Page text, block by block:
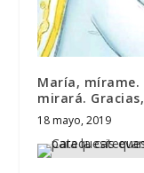
María, mírame.
mirará.
18 mayo, 2019